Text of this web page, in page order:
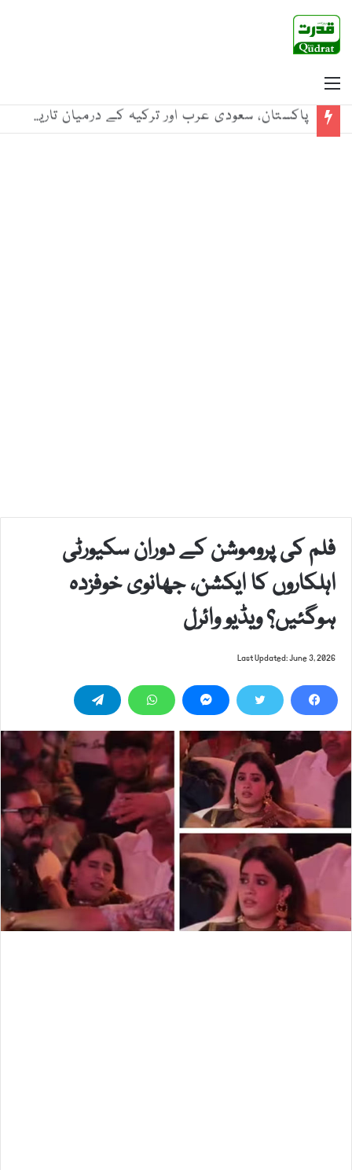
پاکستان، سعودی عرب اور ترکیہ کے درمیان تاریخی دفاعی معاہدہ خطے میں اجتماعی سلامتی اور استحکام کا اہم سنگ میل ہے: معاون برائے داخلہ بابر یوسفزئی
فلم کی پروموشن کے دوران سکیورٹی
اہلکاروں کا ایکشن، جھانوی خوفزدہ
ہوگئیں؟ ویڈیو وائرل
Last Updated: June 3, 2026